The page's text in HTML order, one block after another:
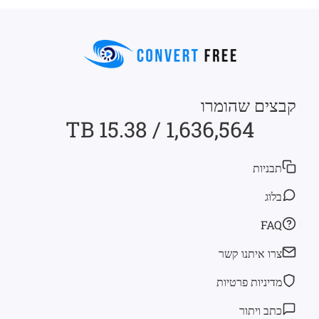
קבצים שהומרו
1,636,564 / 15.38 TB
תבניות
בלוג
FAQ
צרו איתנו קשר
מדיניות פרטיות
כתב ויתור